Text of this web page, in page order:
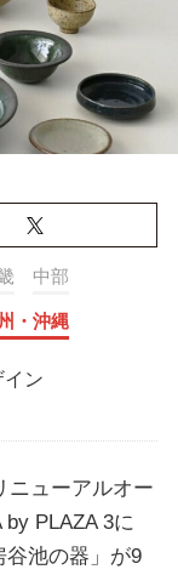
中部
・沖縄
イン
ニューアルオー
PLAZA 3に
谷池の器」が9